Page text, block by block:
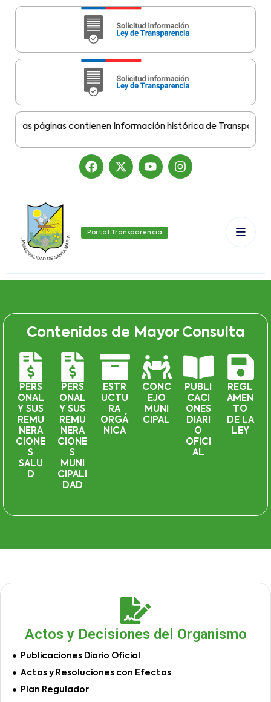
páginas contienen Información histórica de Transparencia
Portal Transparencia
Contenidos de Mayor Consulta
PERS
ONAL
Y SUS
REMU
NERA
CIONE
S
SALU
D
PERS
ONAL
Y SUS
REMU
NERA
CIONE
S
MUNI
CIPALI
DAD
ESTR
UCTU
RA
ORGÁ
NICA
CONC
EJO
MUNI
CIPAL
PUBLI
CACI
ONES
DIARI
O
OFICI
AL
REGL
AMEN
TO
DE LA
LEY
Actos y Decisiones del Organismo
Publicaciones Diario Oficial
Actos y Resoluciones con Efectos
Plan Regulador